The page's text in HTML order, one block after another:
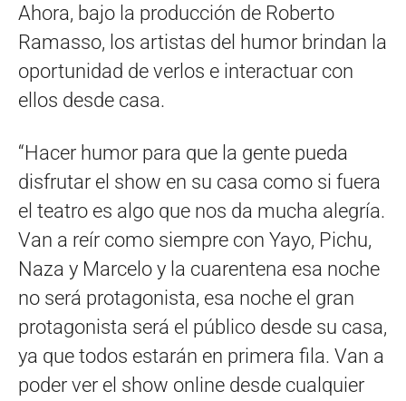
Ahora, bajo la producción de Roberto
Ramasso, los artistas del humor brindan la
oportunidad de verlos e interactuar con
ellos desde casa.
“Hacer humor para que la gente pueda
disfrutar el show en su casa como si fuera
el teatro es algo que nos da mucha alegría.
Van a reír como siempre con Yayo, Pichu,
Naza y Marcelo y la cuarentena esa noche
no será protagonista, esa noche el gran
protagonista será el público desde su casa,
ya que todos estarán en primera fila. Van a
poder ver el show online desde cualquier